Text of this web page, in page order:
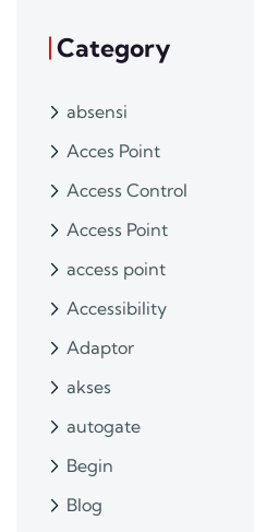
Category
absensi
Acces Point
Access Control
Access Point
access point
Accessibility
Adaptor
akses
autogate
Begin
Blog